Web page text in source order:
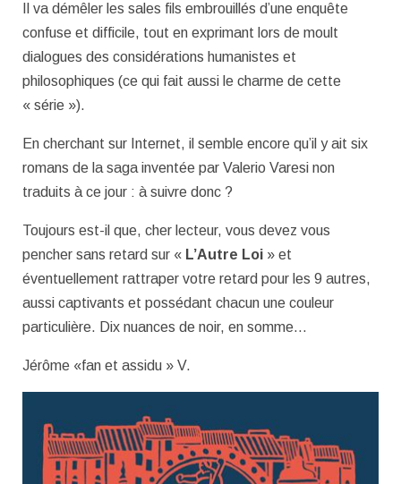
Il va démêler les sales fils embrouillés d’une enquête
confuse et difficile, tout en exprimant lors de moult
dialogues des considérations humanistes et
philosophiques (ce qui fait aussi le charme de cette
« série »).
En cherchant sur Internet, il semble encore qu’il y ait six
romans de la saga inventée par Valerio Varesi non
traduits à ce jour : à suivre donc ?
Toujours est-il que, cher lecteur, vous devez vous
pencher sans retard sur « L’Autre Loi » et
éventuellement rattraper votre retard pour les 9 autres,
aussi captivants et possédant chacun une couleur
particulière. Dix nuances de noir, en somme…
Jérôme «fan et assidu » V.